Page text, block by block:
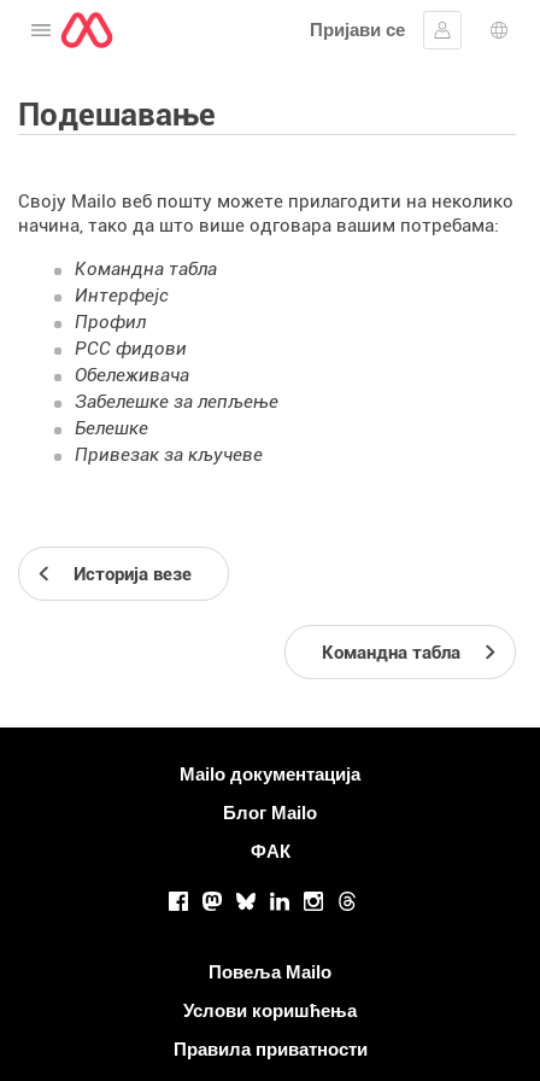
Отворите мени
Пријави се
Пријавите
Подешавање
Своју Mailo веб пошту можете прилагодити на неколико
начина, тако да што више одговара вашим потребама:
Командна табла
Интерфејс
Профил
РСС фидови
Обележивача
Забелешке за лепљење
Белешке
Привезак за кључеве
Историја везе
Командна табла
Више информацијаMailo документација
Блог Mailo
ФАК
Facebook
Mastodon
BlueskyLinkedInInstagram
Threads
Повеља Mailo
Услови коришћења
Правила приватности